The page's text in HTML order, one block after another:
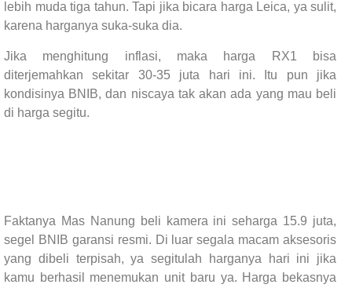
lebih muda tiga tahun. Tapi jika bicara harga Leica, ya sulit,
karena harganya suka-suka dia.
Jika menghitung inflasi, maka harga RX1 bisa
diterjemahkan sekitar 30-35 juta hari ini. Itu pun jika
kondisinya BNIB, dan niscaya tak akan ada yang mau beli
di harga segitu.
Faktanya Mas Nanung beli kamera ini seharga 15.9 juta,
segel BNIB garansi resmi. Di luar segala macam aksesoris
yang dibeli terpisah, ya segitulah harganya hari ini jika
kamu berhasil menemukan unit baru ya. Harga bekasnya